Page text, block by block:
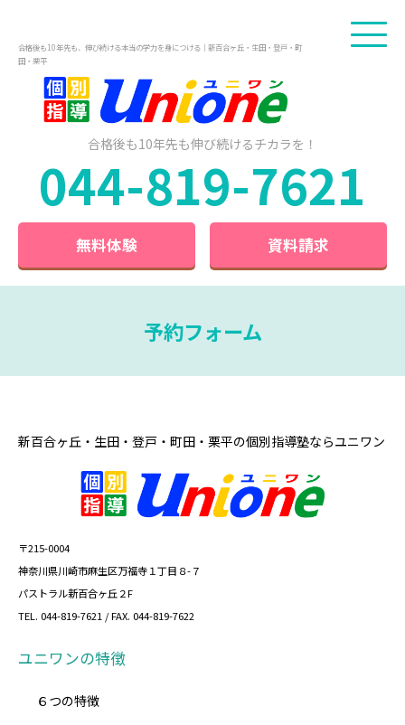
合格後も10年先も、伸び続ける本当の学力を身につける｜新百合ヶ丘・生田・登戸・町
田・栗平
合格後も10年先も伸び続けるチカラを！
044-819-7621
無料体験 資料請求
予約フォーム
新百合ヶ丘・生田・登戸・町田・栗平の個別指導塾ならユニワン
〒215-0004
神奈川県川崎市麻生区万福寺１丁目８-７
パストラル新百合ヶ丘２F
TEL. 044-819-7621 / FAX. 044-819-7622
ユニワンの特徴
６つの特徴